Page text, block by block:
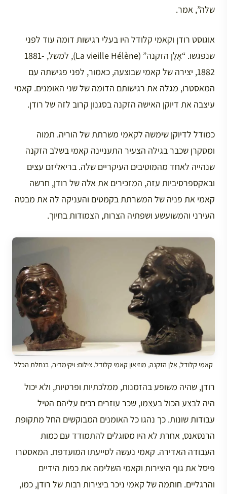
שלה”, אמר.
אוגוסט רודן וקאמי קלודל היו בעלי רגישות דומה עוד לפני
שנפגשו. “אֶלֵן הזקנה” (La vieille Hélène), למשל, 1881-
1882, יצירה של קאמי שבוצעה, כאמור, לפני פגישתה עם
המאסטרו, מגלה את רגישותם הדומה של שני האומנים. קאמי
עיצבה את דיוקן האישה הזקנה בסגנון קרוב לזה של רודן.
כמודל לדיוקן שימשה לקאמי משרתת של הוריה. תמוה
ומסקרן שכבר בגילה הצעיר התעניינה קאמי בשלב הזקנה
שנהייה לאחד מהמוטיבים העיקריים שלה. בריאליזם עצים
ובאקספרסיביות עזה, המזכירים את אלה של רודן, חרשה
קאמי את פניה של המשרתת בקמטים והעניקה לה את מבטה
העירני והמשועשע ושפתיה הצרות, הצמודות בחיוך.
קאמי קלודל, אֶלֵן הזקנה, מוזיאון קאמי קלודל. צילום: ויקימדיה, בנחלת הכלל
רודן, שהיה משופע בהזמנות, ממלכתיות ופרטיות, ולא יכול
היה לבצע הכול בעצמו, שכר עוזרים רבים עליהם הטיל
עבודות שונות. כך נהגו כל האומנים המבוקשים החל מתקופת
הרנסאנס, אחרת לא היו מסוגלים להתמודד עם כמות
העבודה האדירה. קאמי נעשה לסייעתו המועדפת. המאסטרו
פיסל את גוף היצירות וקאמי השלימה את כפות הידיים
והרגליים. חותמה של קאמי ניכר ביצירות רבות של רודן, כמו,